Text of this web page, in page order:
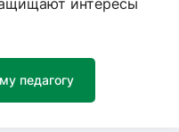
интересы
педагогу